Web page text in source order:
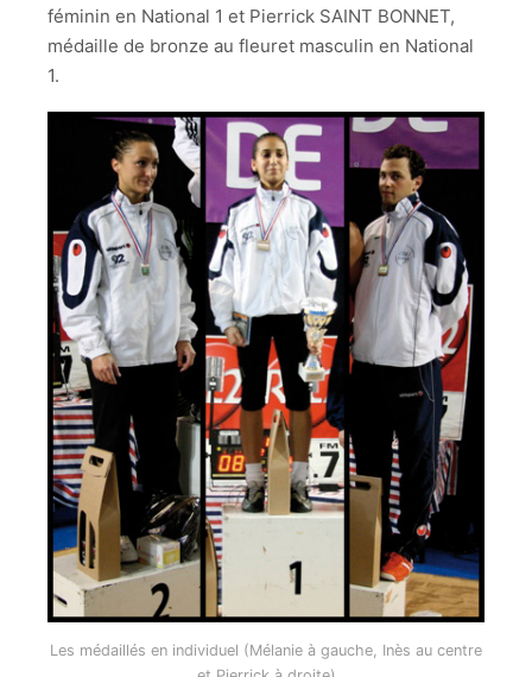
féminin en National 1 et Pierrick SAINT BONNET,
médaille de bronze au fleuret masculin en National
1.
Les médaillés en individuel (Mélanie à gauche, Inès au centre